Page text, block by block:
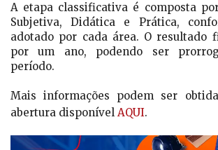
A etapa classificativa é composta
Subjetiva, Didática e Prática,
adotado por cada área. O resultado
por um ano, podendo ser
período.
Mais informações podem ser
abertura disponível AQUI.